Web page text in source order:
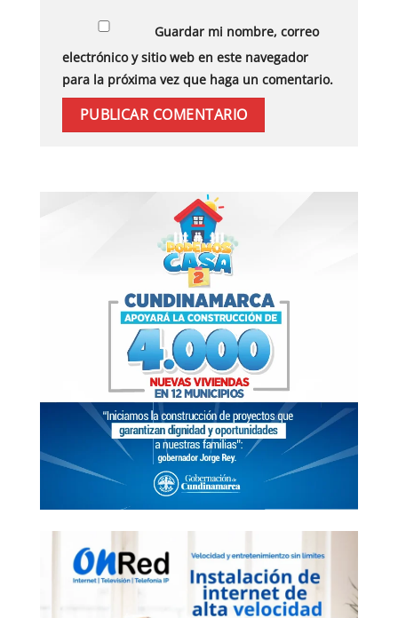
Guardar mi nombre, correo
electrónico y sitio web en este navegador
para la próxima vez que haga un comentario.